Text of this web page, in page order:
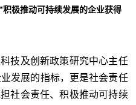
极推动可持续发展的企业获得
技及创新政策研究中心主任
发展的指标，更是社会责任
社会责任、积极推动可持续